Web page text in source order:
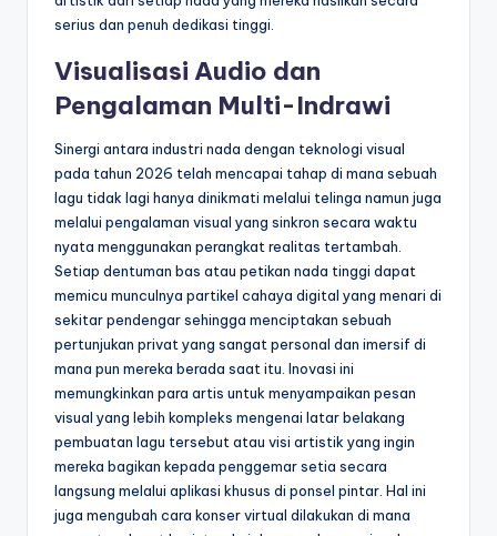
serius dan penuh dedikasi tinggi.
Visualisasi Audio dan
Pengalaman Multi-Indrawi
Sinergi antara industri nada dengan teknologi visual
pada tahun 2026 telah mencapai tahap di mana sebuah
lagu tidak lagi hanya dinikmati melalui telinga namun juga
melalui pengalaman visual yang sinkron secara waktu
nyata menggunakan perangkat realitas tertambah.
Setiap dentuman bas atau petikan nada tinggi dapat
memicu munculnya partikel cahaya digital yang menari di
sekitar pendengar sehingga menciptakan sebuah
pertunjukan privat yang sangat personal dan imersif di
mana pun mereka berada saat itu. Inovasi ini
memungkinkan para artis untuk menyampaikan pesan
visual yang lebih kompleks mengenai latar belakang
pembuatan lagu tersebut atau visi artistik yang ingin
mereka bagikan kepada penggemar setia secara
langsung melalui aplikasi khusus di ponsel pintar. Hal ini
juga mengubah cara konser virtual dilakukan di mana